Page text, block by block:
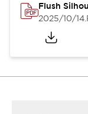
Flush
2025/10/14